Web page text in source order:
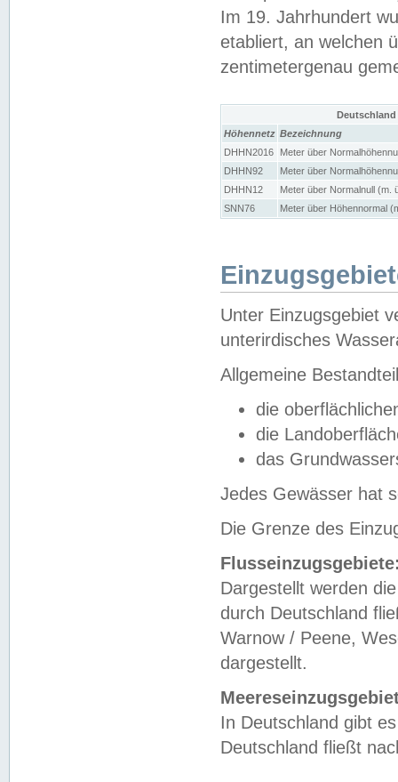
Im 19. Jahrhundert
etabliert, an welchen
zentimetergenau
Höhennetz Bezeichnung
DHHN2016
Meter über
DHHN92
Meter über
DHHN12
Meter über Normalnull (m.
SNN76
Meter über Höhennormal
Unter Einzugsgebiet
unterirdisches
Allgemeine
die
die
das
Jedes Gewässer hat
Die Grenze des
Dargestellt werden
durch Deutschland
Warnow / Peene,
dargestellt.
In Deutschland gibt
Deutschland fließt